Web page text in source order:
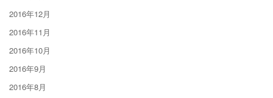
2016年12月
2016年11月
2016年10月
2016年9月
2016年8月